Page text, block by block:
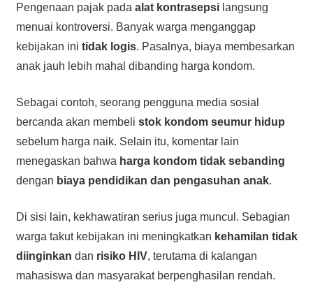
Pengenaan pajak pada alat kontrasepsilangsung
menuai kontroversi. Banyak warga menganggap
kebijakan ini tidak logis. Pasalnya, biaya membesarkan
anak jauh lebih mahal dibanding harga kondom.
Sebagai contoh, seorang pengguna media sosial
bercanda akan membeli stok kondom seumur hidup
sebelum harga naik. Selain itu, komentar lain
menegaskan bahwa harga kondom tidak sebanding
dengan biaya pendidikan dan pengasuhan anak.
Di sisi lain, kekhawatiran serius juga muncul. Sebagian
warga takut kebijakan ini meningkatkan kehamilan tidak
diinginkan dan risiko HIV, terutama di kalangan
mahasiswa dan masyarakat berpenghasilan rendah.